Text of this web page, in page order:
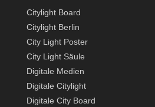
Citylight Board
Citylight Berlin
City Light Poster
City Light Säule
Digitale Medien
Digitale Citylight
Digitale City Board